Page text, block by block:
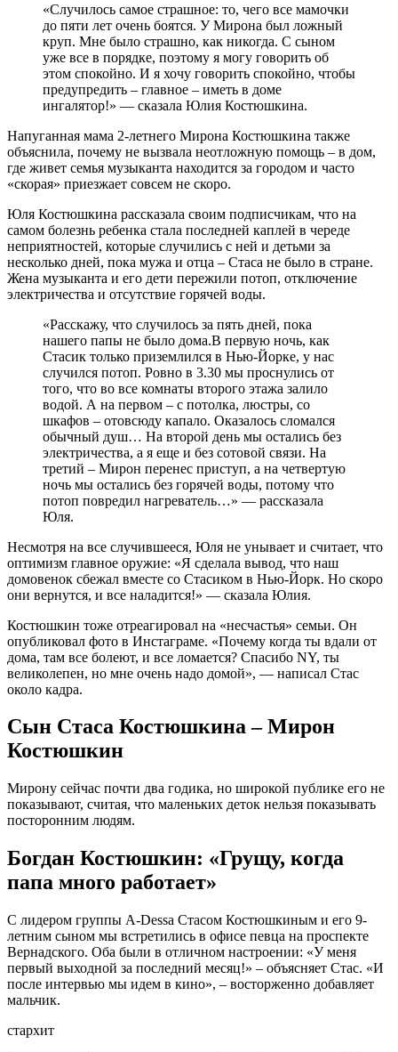
«Случилось самое страшное: то, чего все мамочки
до пяти лет очень боятся. У Мирона был ложный
круп. Мне было страшно, как никогда. С сыном
уже все в порядке, поэтому я могу говорить об
этом спокойно. И я хочу говорить спокойно, чтобы
предупредить – главное – иметь в доме
ингалятор!» — сказала Юлия Костюшкина.
Напуганная мама 2-летнего Мирона Костюшкина также
объяснила, почему не вызвала неотложную помощь – в дом,
где живет семья музыканта находится за городом и часто
«скорая» приезжает совсем не скоро.
Юля Костюшкина рассказала своим подписчикам, что на
самом болезнь ребенка стала последней каплей в череде
неприятностей, которые случились с ней и детьми за
несколько дней, пока мужа и отца – Стаса не было в стране.
Жена музыканта и его дети пережили потоп, отключение
электричества и отсутствие горячей воды.
«Расскажу, что случилось за пять дней, пока
нашего папы не было дома.В первую ночь, как
Стасик только приземлился в Нью-Йорке, у нас
случился потоп. Ровно в 3.30 мы проснулись от
того, что во все комнаты второго этажа залило
водой. А на первом – с потолка, люстры, со
шкафов – отовсюду капало. Оказалось сломался
обычный душ… На второй день мы остались без
электричества, а я еще и без сотовой связи. На
третий – Мирон перенес приступ, а на четвертую
ночь мы остались без горячей воды, потому что
потоп повредил нагреватель…» — рассказала
Юля.
Несмотря на все случившееся, Юля не унывает и считает, что
оптимизм главное оружие: «Я сделала вывод, что наш
домовенок сбежал вместе со Стасиком в Нью-Йорк. Но скоро
они вернутся, и все наладится!» — сказала Юлия.
Костюшкин тоже отреагировал на «несчастья» семьи. Он
опубликовал фото в Инстаграме. «Почему когда ты вдали от
дома, там все болеют, и все ломается? Спасибо NY, ты
великолепен, но мне очень надо домой», — написал Стас
около кадра.
Сын Стаса Костюшкина – Мирон
Костюшкин
Мирону сейчас почти два годика, но широкой публике его не
показывают, считая, что маленьких деток нельзя показывать
посторонним людям.
Богдан Костюшкин: «Грущу, когда
папа много работает»
С лидером группы A-Dessa Стасом Костюшкиным и его 9-
летним сыном мы встретились в офисе певца на проспекте
Вернадского. Оба были в отличном настроении: «У меня
первый выходной за последний месяц!» – объясняет Стас. «И
после интервью мы идем в кино», – восторженно добавляет
мальчик.
стархит